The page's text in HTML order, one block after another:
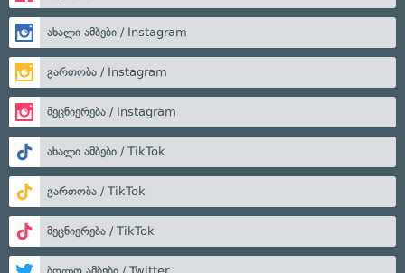
ახალი ამბები / Instagram
გართობა / Instagram
მეცნიერება / Instagram
ახალი ამბები / TikTok
გართობა / TikTok
მეცნიერება / TikTok